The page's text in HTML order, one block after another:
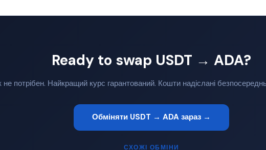
Ready to swap USDT → ADA?
не потрібен. Найкращий курс гарантований. Кошти надіслані
Обміняти USDT → ADA зараз →
СХОЖІ ОБМІНИ